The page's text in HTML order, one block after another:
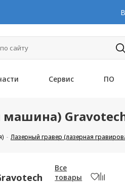
Сервис ПО
Gravotech
Лазерный гравер (лазерная
Все
товары